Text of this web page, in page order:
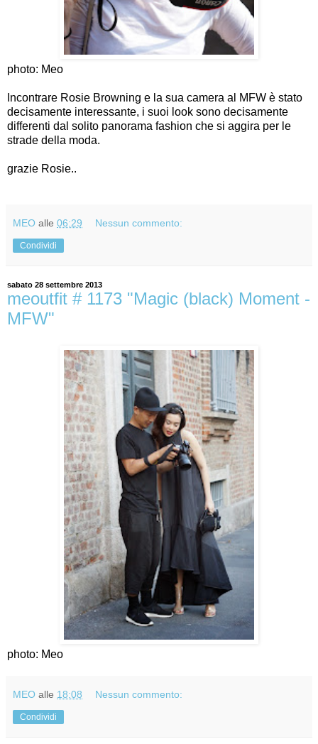
photo: Meo
Incontrare Rosie Browning e la sua camera al MFW è stato
decisamente interessante, i suoi look sono decisamente
differenti dal solito panorama fashion che si aggira per le
strade della moda.
grazie Rosie..
MEO alle 06:29 Nessun commento:
Condividi
sabato 28 settembre 2013
meoutfit # 1173 "Magic (black) Moment -
MFW"
photo: Meo
MEO alle 18:08 Nessun commento:
Condividi